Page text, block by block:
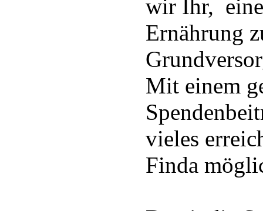
wir Ihr, eine
Ernährung
Mit einem
vieles
Finda